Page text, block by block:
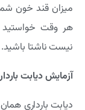
میزان قند خون
هر وقت خواستید
نیست ناشتا باشید.
آزمایش دیابت
دیابت بارداری